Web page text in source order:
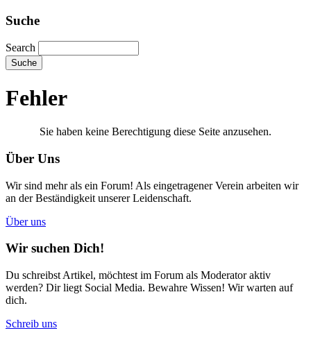
Suche
Search
Fehler
Sie haben keine Berechtigung diese Seite anzusehen.
Über Uns
Wir sind mehr als ein Forum! Als eingetragener Verein arbeiten wir
an der Beständigkeit unserer Leidenschaft.
Über uns
Wir suchen Dich!
Du schreibst Artikel, möchtest im Forum als Moderator aktiv
werden? Dir liegt Social Media. Bewahre Wissen! Wir warten auf
dich.
Schreib uns